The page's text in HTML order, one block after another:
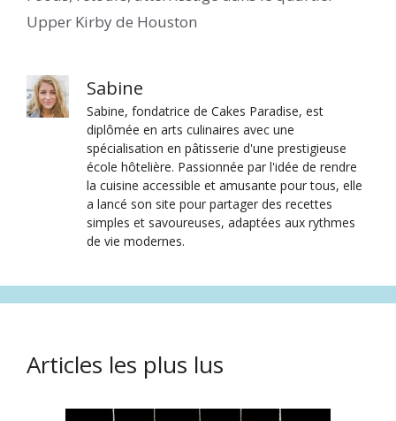
Upper Kirby de Houston
Sabine
Sabine, fondatrice de Cakes Paradise, est
diplômée en arts culinaires avec une
spécialisation en pâtisserie d'une prestigieuse
école hôtelière. Passionnée par l'idée de rendre
la cuisine accessible et amusante pour tous, elle
a lancé son site pour partager des recettes
simples et savoureuses, adaptées aux rythmes
de vie modernes.
Articles les plus lus